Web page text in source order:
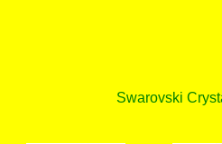
Swarovski